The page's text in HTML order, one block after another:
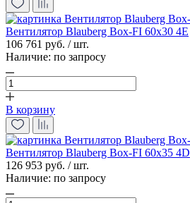
Вентилятор Blauberg Box-FI 60x30 4E
106 761 руб. / шт.
Наличие: по запросу
В корзину
Вентилятор Blauberg Box-FI 60x35 4D
126 953 руб. / шт.
Наличие: по запросу